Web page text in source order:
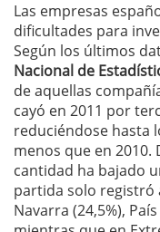
Las empresas
dificultades para
Según los últimos
Nacional de
de aquellas
cayó en 2011 por
reduciéndose hasta
menos que en 2010.
cantidad ha bajado
partida solo registró
Navarra (24,5%),